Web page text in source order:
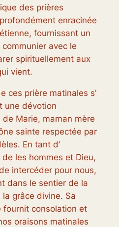
des prières
enracinée
fournissant un
avec le
spirituellement aux
vient.
ces prière matinales s’
une dévotion
de Marie, maman mère
sainte respectée par
En tant d’
les hommes et Dieu,
intercéder pour nous,
dans le sentier de la
grâce divine. Sa
fournit consolation et
oraisons matinales